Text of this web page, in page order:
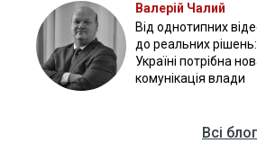
Валерій Чалий
Від однотипних
до реальних рішень:
Україні потрібна
комунікація влади
Всі